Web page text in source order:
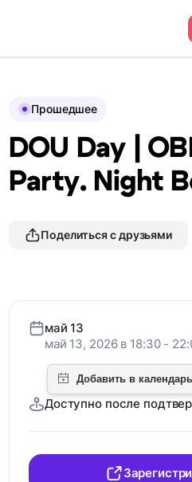
Прошедшее
DOU Day |
Party. Night
Поделиться с друзьями
май 13
май 13, 2026 в 18:30 -
Доступно после